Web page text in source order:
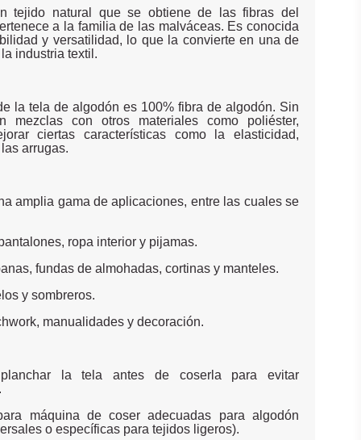
tejido natural que se obtiene de las fibras del
a la familia de las malváceas. Es conocida
y versatilidad, lo que la convierte en una de
industria textil.
la tela de algodón es 100% fibra de algodón. Sin
mezclas con otros materiales como poliéster,
ciertas características como la elasticidad,
arrugas.
amplia gama de aplicaciones, entre las cuales se
ropa interior y pijamas.
fundas de almohadas, cortinas y manteles.
y sombreros.
manualidades y decoración.
la tela antes de coserla para evitar
máquina de coser adecuadas para algodón
o específicas para tejidos ligeros).